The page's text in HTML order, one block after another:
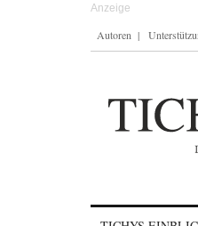
Autoren